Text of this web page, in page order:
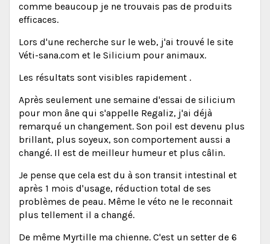
comme beaucoup je ne trouvais pas de produits
efficaces.
Lors d'une recherche sur le web, j'ai trouvé le site
Véti-sana.com et le Silicium pour animaux.
Les résultats sont visibles rapidement .
Après seulement une semaine d'essai de silicium
pour mon âne qui s'appelle Regaliz, j'ai déjà
remarqué un changement. Son poil est devenu plus
brillant, plus soyeux, son comportement aussi a
changé. Il est de meilleur humeur et plus câlin.
Je pense que cela est du à son transit intestinal et
après 1 mois d'usage, réduction total de ses
problèmes de peau. Même le véto ne le reconnait
plus tellement il a changé.
De même Myrtille ma chienne. C'est un setter de 6